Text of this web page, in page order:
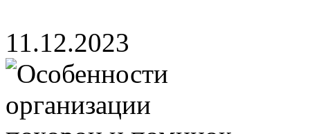
11.12.2023